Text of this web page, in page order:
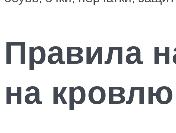
Правила
на кровлю